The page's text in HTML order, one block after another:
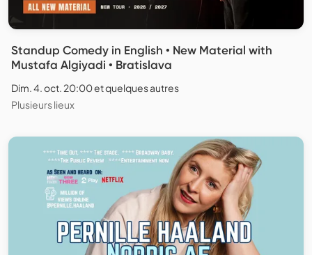
Standup Comedy in English • New Material with
Mustafa Algiyadi • Bratislava
Dim. 4. oct. 20:00 et quelques autres
Plusieurs lieux